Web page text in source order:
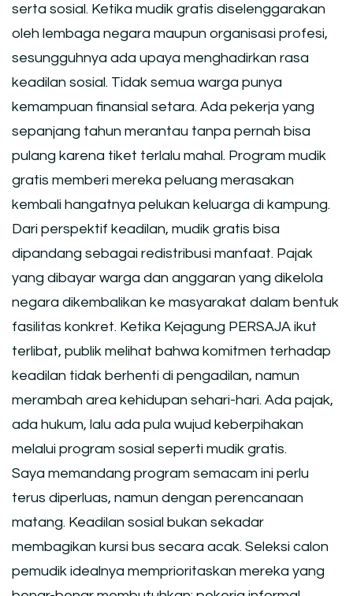
serta sosial. Ketika mudik gratis diselenggarakan
oleh lembaga negara maupun organisasi profesi,
sesungguhnya ada upaya menghadirkan rasa
keadilan sosial. Tidak semua warga punya
kemampuan finansial setara. Ada pekerja yang
sepanjang tahun merantau tanpa pernah bisa
pulang karena tiket terlalu mahal. Program mudik
gratis memberi mereka peluang merasakan
kembali hangatnya pelukan keluarga di kampung.
Dari perspektif keadilan, mudik gratis bisa
dipandang sebagai redistribusi manfaat. Pajak
yang dibayar warga dan anggaran yang dikelola
negara dikembalikan ke masyarakat dalam bentuk
fasilitas konkret. Ketika Kejagung PERSAJA ikut
terlibat, publik melihat bahwa komitmen terhadap
keadilan tidak berhenti di pengadilan, namun
merambah area kehidupan sehari-hari. Ada pajak,
ada hukum, lalu ada pula wujud keberpihakan
melalui program sosial seperti mudik gratis.
Saya memandang program semacam ini perlu
terus diperluas, namun dengan perencanaan
matang. Keadilan sosial bukan sekadar
membagikan kursi bus secara acak. Seleksi calon
pemudik idealnya memprioritaskan mereka yang